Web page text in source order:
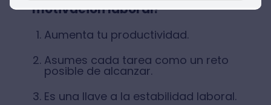
motivación laboral?
Aumenta tu productividad.
Asumes cada tarea como un reto
posible de alcanzar.
Es una llave a la estabilidad laboral.